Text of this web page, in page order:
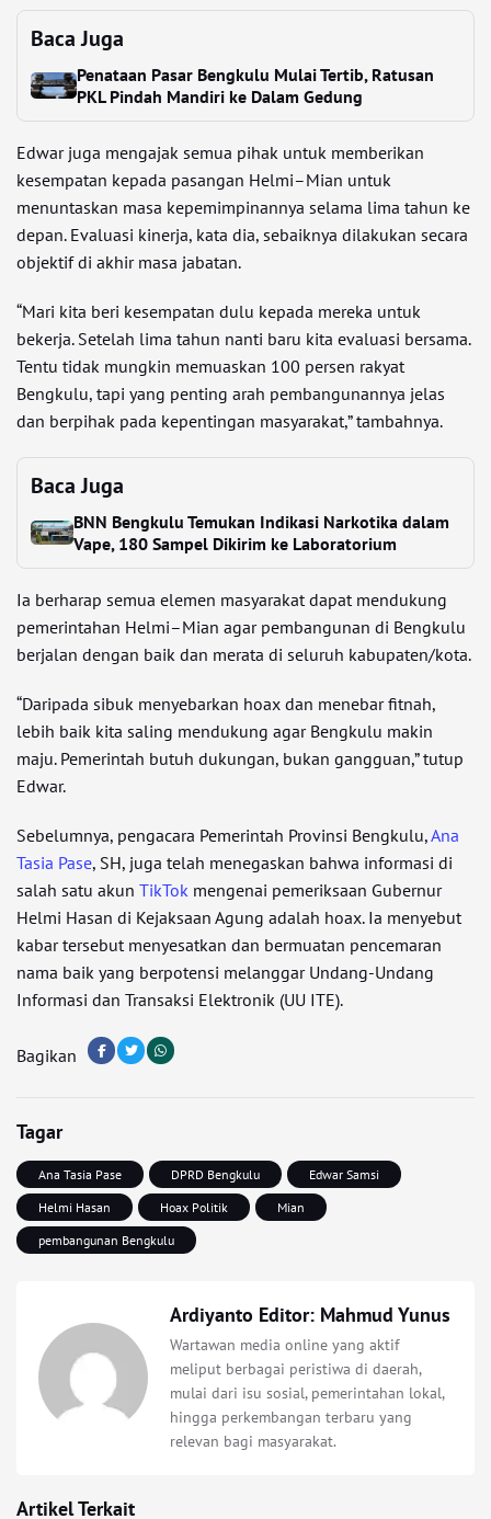
Baca Juga
Penataan Pasar Bengkulu Mulai Tertib, Ratusan
PKL Pindah Mandiri ke Dalam Gedung
Edwar juga mengajak semua pihak untuk memberikan
kesempatan kepada pasangan Helmi–Mian untuk
menuntaskan masa kepemimpinannya selama lima tahun ke
depan. Evaluasi kinerja, kata dia, sebaiknya dilakukan secara
objektif di akhir masa jabatan.
“Mari kita beri kesempatan dulu kepada mereka untuk
bekerja. Setelah lima tahun nanti baru kita evaluasi bersama.
Tentu tidak mungkin memuaskan 100 persen rakyat
Bengkulu, tapi yang penting arah pembangunannya jelas
dan berpihak pada kepentingan masyarakat,” tambahnya.
Baca Juga
BNN Bengkulu Temukan Indikasi Narkotika dalam
Vape, 180 Sampel Dikirim ke Laboratorium
Ia berharap semua elemen masyarakat dapat mendukung
pemerintahan Helmi–Mian agar pembangunan di Bengkulu
berjalan dengan baik dan merata di seluruh kabupaten/kota.
“Daripada sibuk menyebarkan hoax dan menebar fitnah,
lebih baik kita saling mendukung agar Bengkulu makin
maju. Pemerintah butuh dukungan, bukan gangguan,” tutup
Edwar.
Sebelumnya, pengacara Pemerintah Provinsi Bengkulu,Ana
Tasia Pase, SH, juga telah menegaskan bahwa informasi di
salah satu akun TikTok mengenai pemeriksaan Gubernur
Helmi Hasan di Kejaksaan Agung adalah hoax. Ia menyebut
kabar tersebut menyesatkan dan bermuatan pencemaran
nama baik yang berpotensi melanggar Undang-Undang
Informasi dan Transaksi Elektronik (UU ITE).
Bagikan
Tagar
Ana Tasia Pase DPRD Bengkulu
Edwar Samsi
Helmi Hasan
Hoax Politik
Mian
pembangunan Bengkulu
Ardiyanto Editor: Mahmud Yunus
Wartawan media online yang aktif
meliput berbagai peristiwa di daerah,
mulai dari isu sosial, pemerintahan lokal,
hingga perkembangan terbaru yang
relevan bagi masyarakat.
Artikel Terkait